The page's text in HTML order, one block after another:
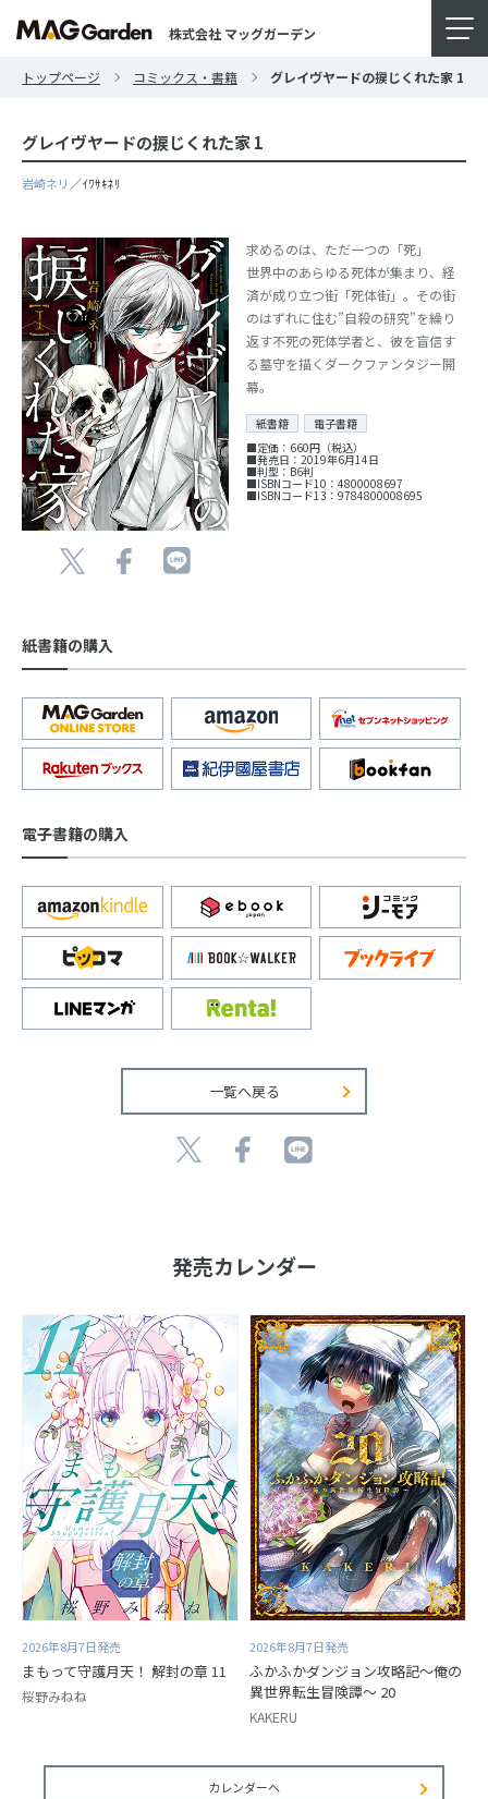
株式会社 マッグガーデン
トップページ コミックス・書籍 グレイヴヤードの捩じくれた家 1
グレイヴヤードの捩じくれた家 1
岩崎ネリ ／ｲﾜｻｷﾈﾘ
求めるのは、ただ一つの「死」
世界中のあらゆる死体が集まり、経
済が成り立つ街「死体街」。その街
のはずれに住む”自殺の研究”を繰り
返す不死の死体学者と、彼を盲信す
る墓守を描くダークファンタジー開
幕。
紙書籍
電子書籍
■定価：660円（税込）
■発売日：2019年6月14日
■判型：B6判
■ISBNコード10：4800008697
■ISBNコード13：9784800008695
紙書籍の購入
電子書籍の購入
一覧へ戻る
発売カレンダー
2026年8月7日発売
まもって守護月天！ 解封の章 11
桜野みねね
2026年8月7日発売
ふかふかダンジョン攻略記～俺の
異世界転生冒険譚～ 20
KAKERU
カレンダーへ